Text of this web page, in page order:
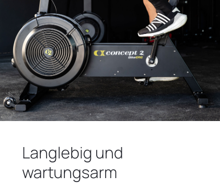
Langlebig und
wartungsarm